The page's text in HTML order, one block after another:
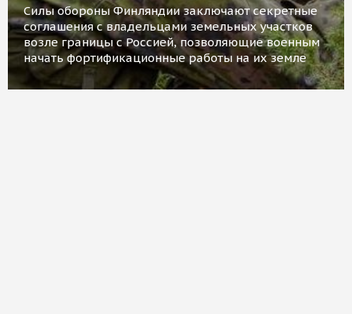
Силы обороны Финляндии заключают секретные
соглашения с владельцами земельных участков
возле границы с Россией, позволяющие военным
начать фортификационные работы на их земле